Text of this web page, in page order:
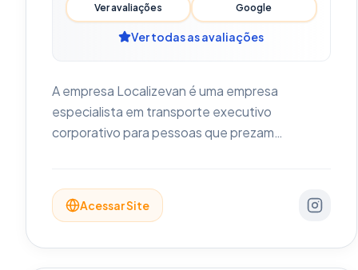
Ver avaliações Google
Ver todas as avaliações
A empresa Localizevan é uma empresa
especialista em transporte executivo
corporativo para pessoas que prezam
Paulo. Atua na área de transporte para
empresas principalmente em São paulo e
Acessar Site